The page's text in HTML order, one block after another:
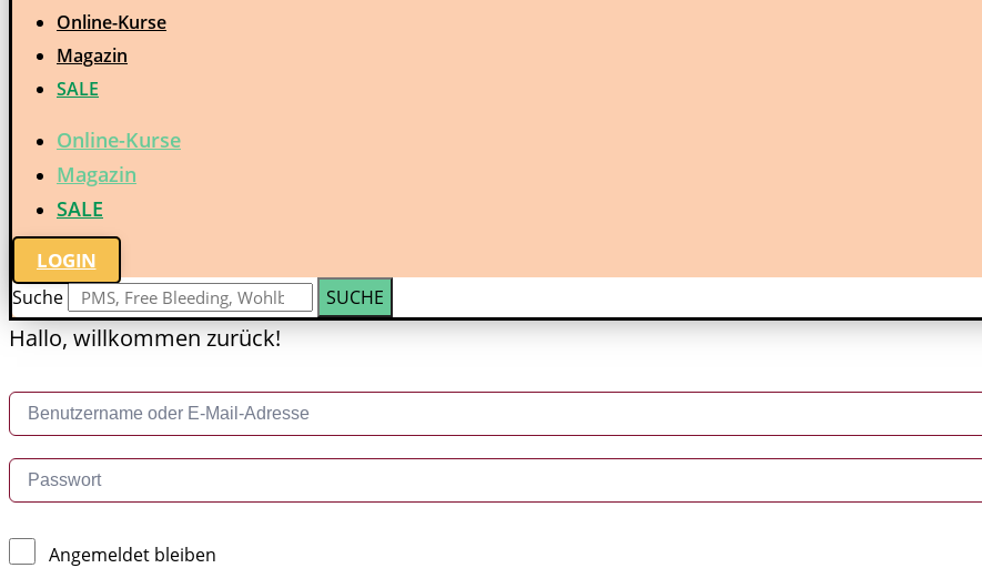
Online-Kurse
Magazin
SALE
Online-Kurse
Magazin
SALE
LOGIN
Suche SUCHE
Hallo, willkommen zurück!
Angemeldet bleiben